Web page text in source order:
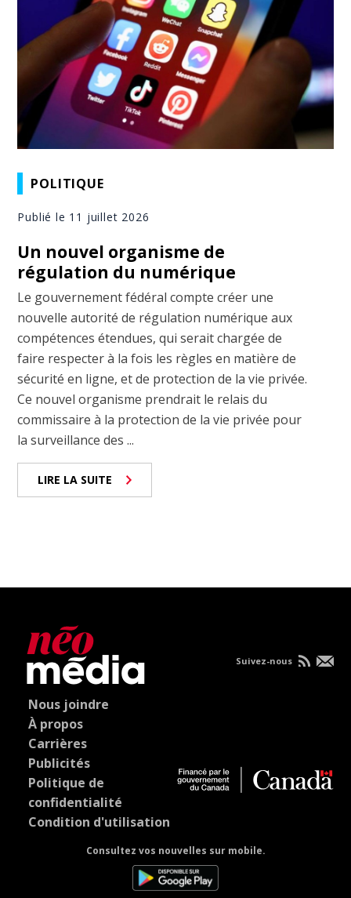
POLITIQUE
Publié le 11 juillet 2026
Un nouvel organisme de
régulation du numérique
Le gouvernement fédéral compte créer une
nouvelle autorité de régulation numérique aux
compétences étendues, qui serait chargée de
faire respecter à la fois les règles en matière de
sécurité en ligne, et de protection de la vie privée.
Ce nouvel organisme prendrait le relais du
commissaire à la protection de la vie privée pour
la surveillance des ...
LIRE LA SUITE
Nous joindre
À propos
Carrières
Publicités
Politique de
confidentialité
Condition d'utilisation
Consultez vos nouvelles sur mobile.
Suivez-nous